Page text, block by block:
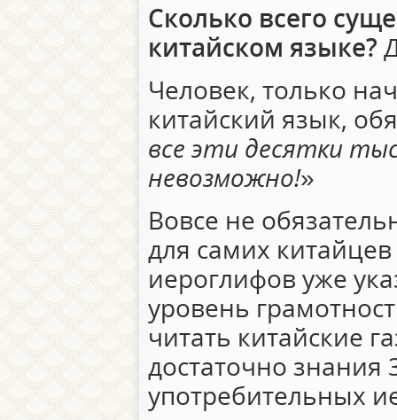
Сколько всего
китайском языке?
Человек, только
китайский язык,
все эти десятки
невозможно!»
Вовсе не
для самих
иероглифов уже
уровень
читать китайские
достаточно знания
употребительных